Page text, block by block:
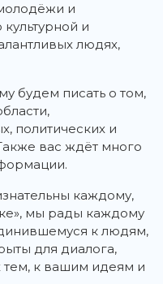
и
и
людях,
будем писать о том,
политических и
вас ждёт много
каждому,
мы рады каждому
к людям,
для диалога,
к вашим идеям и